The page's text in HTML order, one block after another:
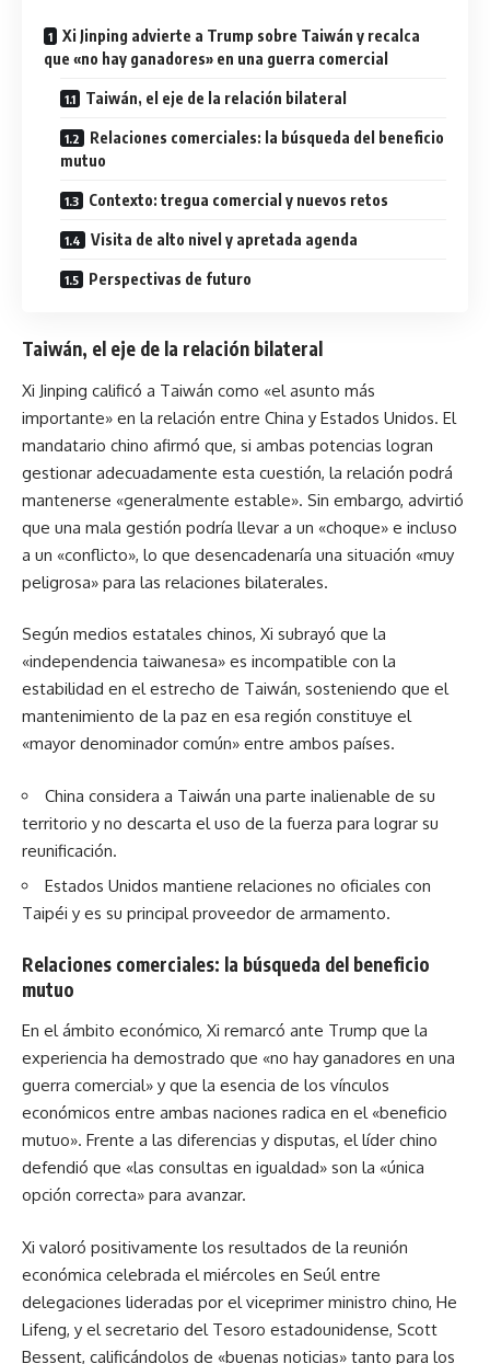
Xi Jinping advierte a Trump sobre Taiwán y recalca
que «no hay ganadores» en una guerra comercial
Taiwán, el eje de la relación bilateral
Relaciones comerciales: la búsqueda del beneficio
mutuo
Contexto: tregua comercial y nuevos retos
Visita de alto nivel y apretada agenda
Perspectivas de futuro
Taiwán, el eje de la relación bilateral
Xi Jinping calificó a Taiwán como «el asunto más
importante» en la relación entre China y Estados Unidos. El
mandatario chino afirmó que, si ambas potencias logran
gestionar adecuadamente esta cuestión, la relación podrá
mantenerse «generalmente estable». Sin embargo, advirtió
que una mala gestión podría llevar a un «choque» e incluso
a un «conflicto», lo que desencadenaría una situación «muy
peligrosa» para las relaciones bilaterales.
Según medios estatales chinos, Xi subrayó que la
«independencia taiwanesa» es incompatible con la
estabilidad en el estrecho de Taiwán, sosteniendo que el
mantenimiento de la paz en esa región constituye el
«mayor denominador común» entre ambos países.
China considera a Taiwán una parte inalienable de su
territorio y no descarta el uso de la fuerza para lograr su
reunificación.
Estados Unidos mantiene relaciones no oficiales con
Taipéi y es su principal proveedor de armamento.
Relaciones comerciales: la búsqueda del beneficio
mutuo
En el ámbito económico, Xi remarcó ante Trump que la
experiencia ha demostrado que «no hay ganadores en una
guerra comercial» y que la esencia de los vínculos
económicos entre ambas naciones radica en el «beneficio
mutuo». Frente a las diferencias y disputas, el líder chino
defendió que «las consultas en igualdad» son la «única
opción correcta» para avanzar.
Xi valoró positivamente los resultados de la reunión
económica celebrada el miércoles en Seúl entre
delegaciones lideradas por el viceprimer ministro chino, He
Lifeng, y el secretario del Tesoro estadounidense, Scott
Bessent, calificándolos de «buenas noticias» tanto para los